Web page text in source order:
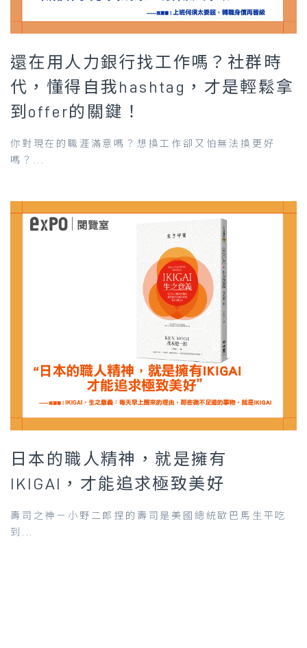
還在用人力銀行找工作嗎？社群時
代，懂得自我hashtag，才是輕鬆拿
到offer的關鍵！
你對現在的職涯滿意嗎？想換工作卻又怕無法換更好
嗎？...
日本的職人精神，就是擁有
IKIGAI，才能追求極致美好
壽司之神－小野二郎捏的壽司是美國總統歐巴馬生平吃
到...